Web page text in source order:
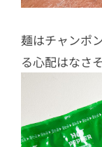
麺はチャンポ
る心配はなさ